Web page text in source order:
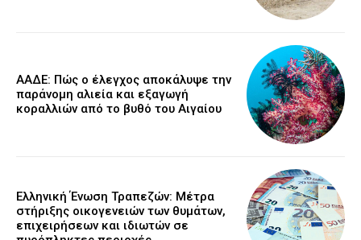
ΑΑΔΕ: Πώς ο έλεγχος αποκάλυψε την
παράνομη αλιεία και εξαγωγή
κοραλλιών από το βυθό του Αιγαίου
Ελληνική Ένωση Τραπεζών: Μέτρα
στήριξης οικογενειών των θυμάτων,
επιχειρήσεων και ιδιωτών σε